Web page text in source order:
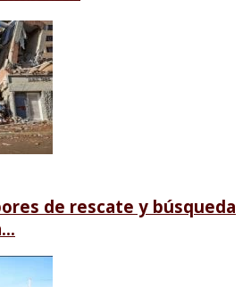
de rescate y búsqueda